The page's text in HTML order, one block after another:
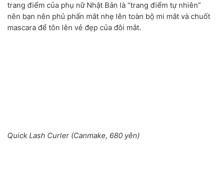
trang điểm của phụ nữ Nhật Bản là “trang điểm tự nhiên”
nên bạn nên phủ phấn mắt nhẹ lên toàn bộ mi mắt và chuốt
mascara để tôn lên vẻ đẹp của đôi mắt.
Quick Lash Curler (Canmake, 680 yên)